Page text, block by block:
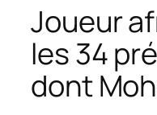
Joueur
les 34
dont